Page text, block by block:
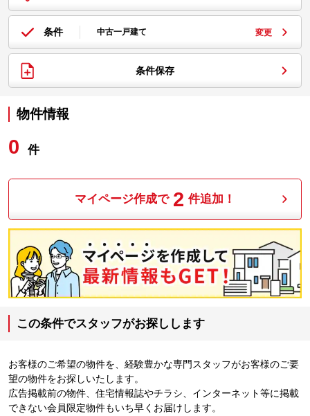
条件 中古一戸建て 変更
条件保存
物件情報
0 件
マイページ作成で 2 件追加！
この条件でスタッフがお探しします
お客様のご希望の物件を、経験豊かな専門スタッフがお客様のご要
望の物件をお探しいたします。
広告掲載前の物件、住宅情報誌やチラシ、インターネット等に掲載
できない会員限定物件もいち早くお届けします。